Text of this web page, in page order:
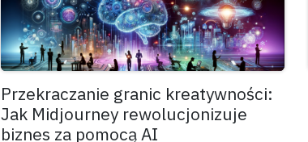
Przekraczanie granic kreatywności:
Jak Midjourney rewolucjonizuje
biznes za pomocą AI